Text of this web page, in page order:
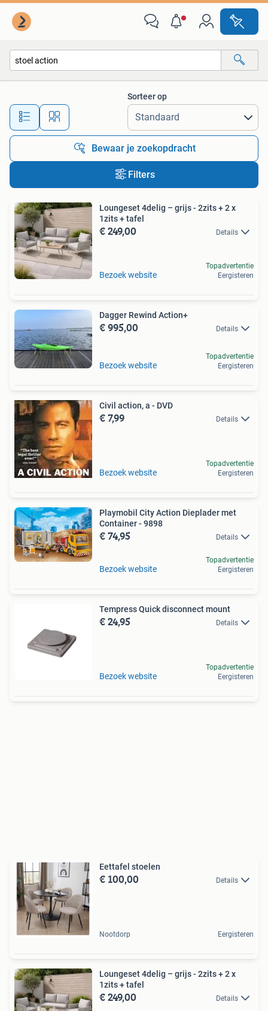
Alle afstanden…
Sorteer op
Bewaar je zoekopdracht
Filters
Loungeset 4delig – grijs - 2zits + 2 x
1zits + tafel
€ 249,00 Details
Bezoek website
Topadvertentie
Eergisteren
Dagger Rewind Action+
€ 995,00 Details
Bezoek website
Topadvertentie
Eergisteren
Civil action, a - DVD
€ 7,99 Details
Bezoek website
Topadvertentie
Eergisteren
Playmobil City Action Dieplader met
Container - 9898
€ 74,95 Details
Bezoek website
Topadvertentie
Eergisteren
Tempress Quick disconnect mount
€ 24,95 Details
Bezoek website
Topadvertentie
Eergisteren
Eettafel stoelen
€ 100,00 Details
Nootdorp Eergisteren
Loungeset 4delig – grijs - 2zits + 2 x
1zits + tafel
€ 249,00 Details